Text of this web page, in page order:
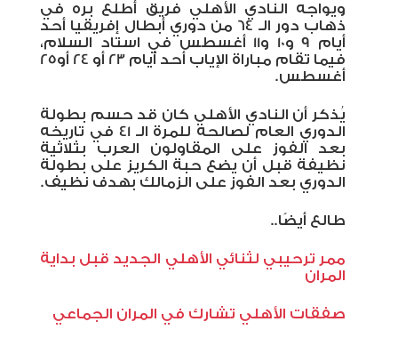
ويواجه النادي الأهلي فريق أطلع بره في
ذهاب دور الـ 64 من دوري أبطال إفريقيا أحد
أيام 9 و10 و11 أغسطس في استاد السلام،
فيما تقام مباراة الإياب أحد أيام 23 أو 24 أو25
أغسطس.
يُذكر أن النادي الأهلي كان قد حسم بطولة
الدوري العام لصالحه للمرة الـ 41 في تاريخه
بعد الفوز على المقاولون العرب بثلاثية
نظيفة قبل أن يضع حبة الكريز على بطولة
الدوري بعد الفوز على الزمالك بهدف نظيف.
طالع أيضًا..
ممر ترحيبي لثنائي الأهلي الجديد قبل بداية
المران
صفقات الأهلي تشارك في المران الجماعي